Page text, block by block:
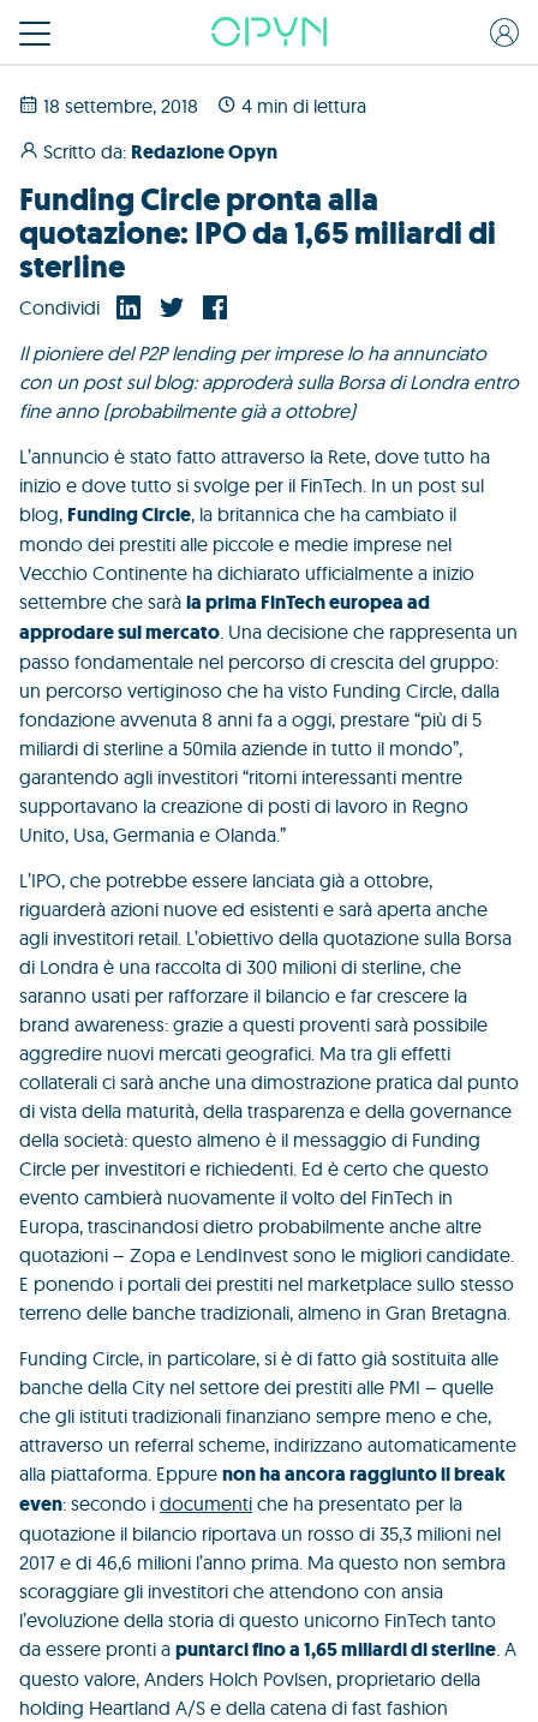
18 settembre, 2018
4 min di lettura
Scritto da: Redazione Opyn
Funding Circle pronta alla
quotazione: IPO da 1,65 miliardi di
sterline
Condividi
Il pioniere del P2P lending per imprese lo ha annunciato
con un post sul blog: approderà sulla Borsa di Londra entro
fine anno (probabilmente già a ottobre)
L’annuncio è stato fatto attraverso la Rete, dove tutto ha
inizio e dove tutto si svolge per il FinTech. In un post sul
blog, Funding Circle, la britannica che ha cambiato il
mondo dei prestiti alle piccole e medie imprese nel
Vecchio Continente ha dichiarato ufficialmente a inizio
settembre che sarà la prima FinTech europea ad
approdare sul mercato. Una decisione che rappresenta un
passo fondamentale nel percorso di crescita del gruppo:
un percorso vertiginoso che ha visto Funding Circle, dalla
fondazione avvenuta 8 anni fa a oggi, prestare “più di 5
miliardi di sterline a 50mila aziende in tutto il mondo”,
garantendo agli investitori “ritorni interessanti mentre
supportavano la creazione di posti di lavoro in Regno
Unito, Usa, Germania e Olanda.”
L’IPO, che potrebbe essere lanciata già a ottobre,
riguarderà azioni nuove ed esistenti e sarà aperta anche
agli investitori retail. L’obiettivo della quotazione sulla Borsa
di Londra è una raccolta di 300 milioni di sterline, che
saranno usati per rafforzare il bilancio e far crescere la
brand awareness: grazie a questi proventi sarà possibile
aggredire nuovi mercati geografici. Ma tra gli effetti
collaterali ci sarà anche una dimostrazione pratica dal punto
di vista della maturità, della trasparenza e della governance
della società: questo almeno è il messaggio di Funding
Circle per investitori e richiedenti. Ed è certo che questo
evento cambierà nuovamente il volto del FinTech in
Europa, trascinandosi dietro probabilmente anche altre
quotazioni – Zopa e LendInvest sono le migliori candidate.
E ponendo i portali dei prestiti nel marketplace sullo stesso
terreno delle banche tradizionali, almeno in Gran Bretagna.
Funding Circle, in particolare, si è di fatto già sostituita alle
banche della City nel settore dei prestiti alle PMI – quelle
che gli istituti tradizionali finanziano sempre meno e che,
attraverso un referral scheme, indirizzano automaticamente
alla piattaforma. Eppure non ha ancora raggiunto il break
even: secondo i documenti che ha presentato per la
quotazione il bilancio riportava un rosso di 35,3 milioni nel
2017 e di 46,6 milioni l’anno prima. Ma questo non sembra
scoraggiare gli investitori che attendono con ansia
l’evoluzione della storia di questo unicorno FinTech tanto
da essere pronti a puntarci fino a 1,65 miliardi di sterline. A
questo valore, Anders Holch Povlsen, proprietario della
holding Heartland A/S e della catena di fast fashion